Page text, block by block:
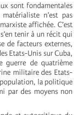
sont fondamentales
n’est pas
affichée. C’est
tenir à un récit qui
de facteurs externes,
Etats-Unis sur Cuba,
guerre de quatrième
militaire des Etats-
la politique
par des moyens non